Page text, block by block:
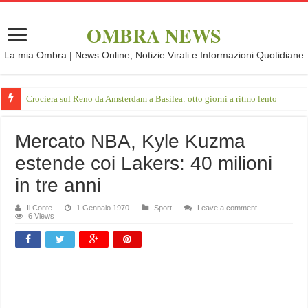
OMBRA NEWS
La mia Ombra | News Online, Notizie Virali e Informazioni Quotidiane
Crociera sul Reno da Amsterdam a Basilea: otto giorni a ritmo lento
Mercato NBA, Kyle Kuzma
estende coi Lakers: 40 milioni
in tre anni
Il Conte 1 Gennaio 1970 Sport
Leave a comment
6 Views